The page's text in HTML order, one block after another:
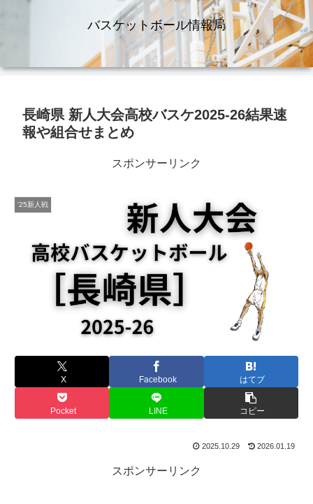
バスケットボール情報局
長崎県 新人大会高校バスケ2025-26結果速
報や組合せまとめ
スポンサーリンク
'25新人戦
X Facebook はてブ
Pocket LINE コピー
2025.10.29 2026.01.19
スポンサーリンク